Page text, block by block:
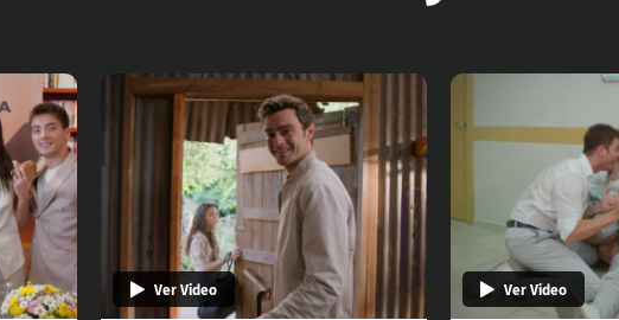
Ver Video Ver Video